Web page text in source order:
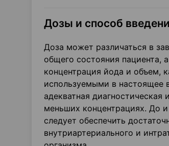
Дозы и способ
Доза может различаться в
общего состояния пациента,
концентрация йода и объем,
используемыми в настоящее
адекватная
меньших концентрациях. До и
следует обеспечить
внутриартериального и